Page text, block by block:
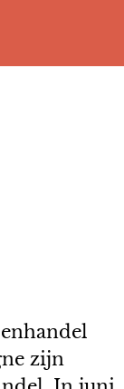
zijn